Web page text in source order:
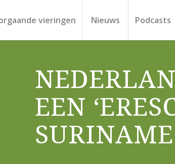
vieringen Nieuws Podcasts
EEN
SURINAME